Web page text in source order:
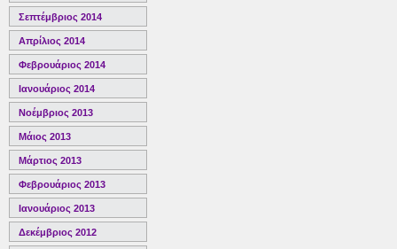
Σεπτέμβριος 2014
Απρίλιος 2014
Φεβρουάριος 2014
Ιανουάριος 2014
Νοέμβριος 2013
Μάιος 2013
Μάρτιος 2013
Φεβρουάριος 2013
Ιανουάριος 2013
Δεκέμβριος 2012